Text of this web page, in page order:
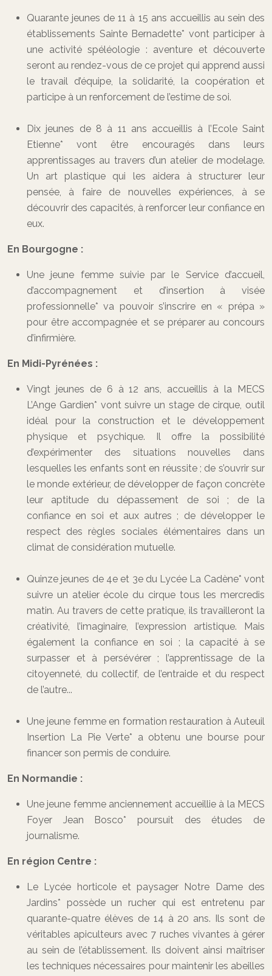
Quarante jeunes de 11 à 15 ans accueillis au sein des
établissements Sainte Bernadette* vont participer à
une activité spéléologie : aventure et découverte
seront au rendez-vous de ce projet qui apprend aussi
le travail d’équipe, la solidarité, la coopération et
participe à un renforcement de l’estime de soi.
Dix jeunes de 8 à 11 ans accueillis à l’Ecole Saint
Etienne* vont être encouragés dans leurs
apprentissages au travers d’un atelier de modelage.
Un art plastique qui les aidera à structurer leur
pensée, à faire de nouvelles expériences, à se
découvrir des capacités, à renforcer leur confiance en
eux.
En Bourgogne :
Une jeune femme suivie par le Service d’accueil,
d’accompagnement et d’insertion à visée
professionnelle* va pouvoir s’inscrire en « prépa »
pour être accompagnée et se préparer au concours
d’infirmière.
En Midi-Pyrénées :
Vingt jeunes de 6 à 12 ans, accueillis à la MECS
L’Ange Gardien* vont suivre un stage de cirque, outil
idéal pour la construction et le développement
physique et psychique. Il offre la possibilité
d’expérimenter des situations nouvelles dans
lesquelles les enfants sont en réussite ; de s’ouvrir sur
le monde extérieur, de développer de façon concrète
leur aptitude du dépassement de soi ; de la
confiance en soi et aux autres ; de développer le
respect des règles sociales élémentaires dans un
climat de considération mutuelle.
Quinze jeunes de 4e et 3e du Lycée La Cadène* vont
suivre un atelier école du cirque tous les mercredis
matin. Au travers de cette pratique, ils travailleront la
créativité, l’imaginaire, l’expression artistique. Mais
également la confiance en soi ; la capacité à se
surpasser et à persévérer ; l’apprentissage de la
citoyenneté, du collectif, de l’entraide et du respect
de l’autre...
Une jeune femme en formation restauration à Auteuil
Insertion La Pie Verte* a obtenu une bourse pour
financer son permis de conduire.
En Normandie :
Une jeune femme anciennement accueillie à la MECS
Foyer Jean Bosco* poursuit des études de
journalisme.
En région Centre :
Le Lycée horticole et paysager Notre Dame des
Jardins* possède un rucher qui est entretenu par
quarante-quatre élèves de 14 à 20 ans. Ils sont de
véritables apiculteurs avec 7 ruches vivantes à gérer
au sein de l’établissement. Ils doivent ainsi maîtriser
les techniques nécessaires pour maintenir les abeilles